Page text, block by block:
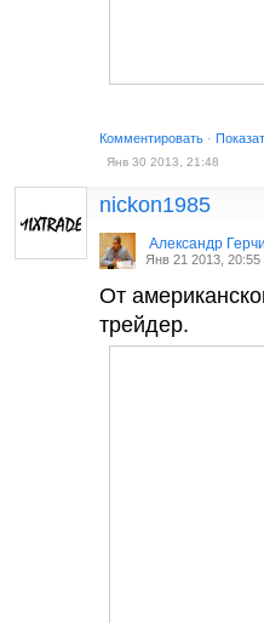
Комментировать ·
Янв 30 2013, 21:48
nickon1985
Александр
Янв 21 2013, 20:55
От
трейдер.